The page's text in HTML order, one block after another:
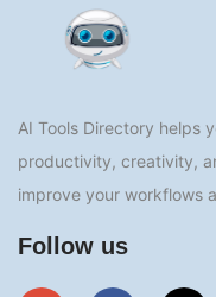
AI Tools Directory helps
productivity, creativity,
improve your workflows
Follow us